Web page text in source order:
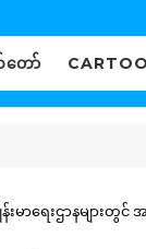
ော်
းမာရေးဌာနများ